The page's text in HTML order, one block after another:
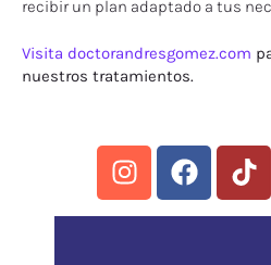
recibir un plan adaptado a tus
Visita doctorandresgomez.com
nuestros tratamientos.